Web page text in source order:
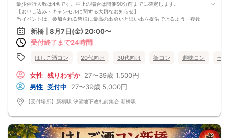
最少催行人数は4名です。中止の場合は開催90分前までに確定します。
【お申し込み・キャンセルに関する大切なお知らせ】
当イベントは、参加される皆様に最高の出会いと思い出を提供できるよう、複数
のWEB窓口（他サイト）でも同時に募集を行っており、全体の男女比のバランス
（1:1）をリアルタイムで調整しながら店舗の予約・準備を行っております。
そのため、ご予約の際は以下の2点について必ずご確認とご理解をお願い申し上げ
①【早期満席・受付終了について（先着順）】
め、オミカレで残枠表示があっても、他サイトで同時に枠が埋まった場合は、予
告なく即時満席・締め切りとなる場合がございます。
確実にご参加枠を確保されたい方は、早めのお申し込みをお願いいたします。
システムの仕様上、3日前まではキャンセル可能となっておりますが、キャンセル
惑となり、男女比が崩れる原因となってしまいます。
止むを得ない事情を除き、複数回にわたるキャンセルや、ご連絡のない無断キャ
ンセル（ドタキャン）をされた方につきましては、大変遺憾ではございますが、
新橋 | 8月7日(金) 20:00〜
受付終了まで24時間
はしご酒コン 20代向け 30代向け 街コン 趣味コン 一
女性 残りわずか 27〜39歳 1,500円
男性 受付中 27〜39歳 5,000円
【受付場所】新橋駅 汐留地下改札前集合 新橋駅